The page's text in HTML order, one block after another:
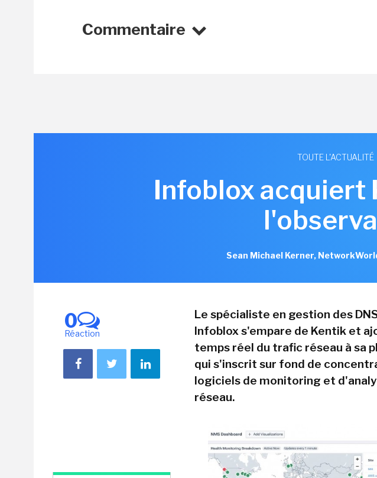
Commentaire
TOUTE L'ACTUALITÉ
Infoblox acquiert
Sean Michael Kerner,
0
Réaction
Le spécialiste en gestion des
Infoblox s'empare de Kentik et
temps réel du trafic réseau à sa
qui s'inscrit sur fond de
logiciels de monitoring et
réseau.